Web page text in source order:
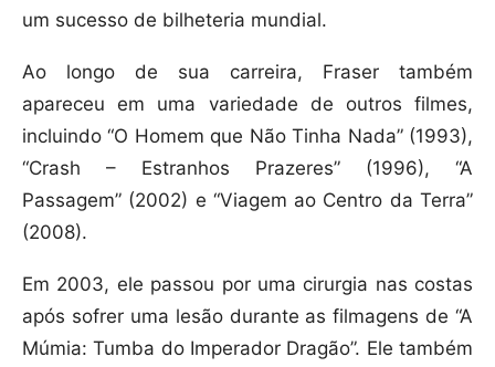
um sucesso de bilheteria mundial.
Ao longo de sua carreira, Fraser também
apareceu em uma variedade de outros filmes,
incluindo “O Homem que Não Tinha Nada” (1993),
“Crash – Estranhos Prazeres” (1996), “A
Passagem” (2002) e “Viagem ao Centro da Terra”
(2008).
Em 2003, ele passou por uma cirurgia nas costas
após sofrer uma lesão durante as filmagens de “A
Múmia: Tumba do Imperador Dragão”. Ele também